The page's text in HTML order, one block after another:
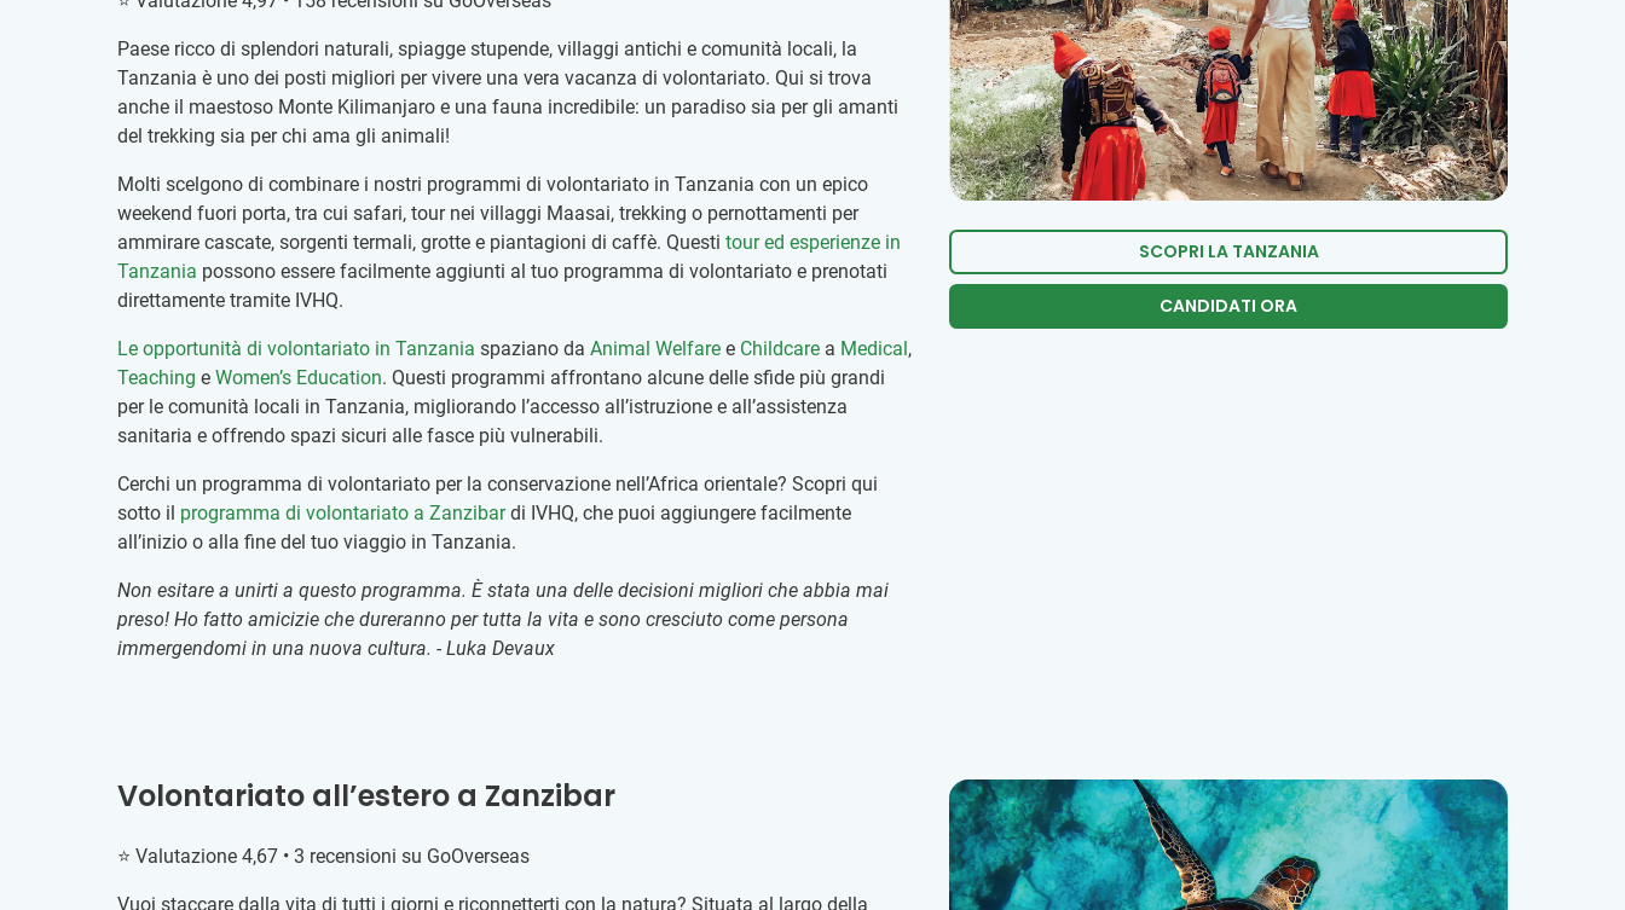
Paese ricco di splendori naturali, spiagge stupende, villaggi antichi e comunità locali, la
Tanzania è uno dei posti migliori per vivere una vera vacanza di volontariato. Qui si trova
anche il maestoso Monte Kilimanjaro e una fauna incredibile: un paradiso sia per gli amanti
del trekking sia per chi ama gli animali!
Molti scelgono di combinare i nostri programmi di volontariato in Tanzania con un epico
weekend fuori porta, tra cui safari, tour nei villaggi Maasai, trekking o pernottamenti per
ammirare cascate, sorgenti termali, grotte e piantagioni di caffè. Questi tour ed esperienze in
Tanzania possono essere facilmente aggiunti al tuo programma di volontariato e prenotati
direttamente tramite IVHQ.
Le opportunità di volontariato in Tanzania spaziano da Animal Welfare e Childcare a Medical,
Teaching e Women’s Education. Questi programmi affrontano alcune delle sfide più grandi
per le comunità locali in Tanzania, migliorando l’accesso all’istruzione e all’assistenza
sanitaria e offrendo spazi sicuri alle fasce più vulnerabili.
Cerchi un programma di volontariato per la conservazione nell’Africa orientale? Scopri qui
sotto il programma di volontariato a Zanzibardi IVHQ, che puoi aggiungere facilmente
all’inizio o alla fine del tuo viaggio in Tanzania.
Non esitare a unirti a questo programma. È stata una delle decisioni migliori che abbia mai
preso! Ho fatto amicizie che dureranno per tutta la vita e sono cresciuto come persona
immergendomi in una nuova cultura. - Luka Devaux
SCOPRI LA TANZANIA
CANDIDATI ORA
Volontariato all’estero a Zanzibar
⭐ Valutazione 4,67 • 3 recensioni su GoOverseas
Vuoi staccare dalla vita di tutti i giorni e riconnetterti con la natura? Situata al largo della